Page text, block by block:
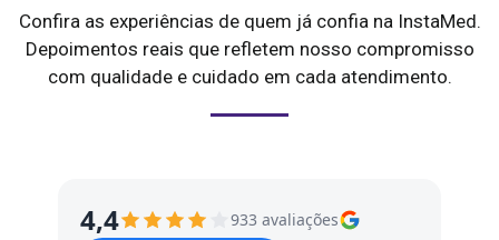
Confira as experiências de quem já confia na InstaMed.
Depoimentos reais que refletem nosso compromisso
com qualidade e cuidado em cada atendimento.
4,4
933 avaliações